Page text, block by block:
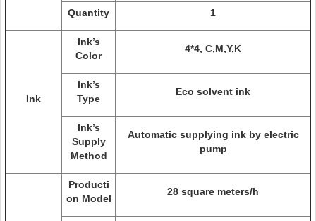
Quantity 1
Ink
Ink’s
Color
4*4, C,M,Y,K
Ink’s
Type
Eco solvent ink
Ink’s
Supply
Method
Automatic supplying ink by electric
pump
Producti
on Model
28 square meters/h